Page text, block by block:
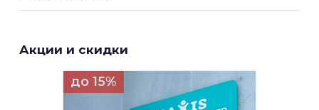
Акции и скидки
до 15%